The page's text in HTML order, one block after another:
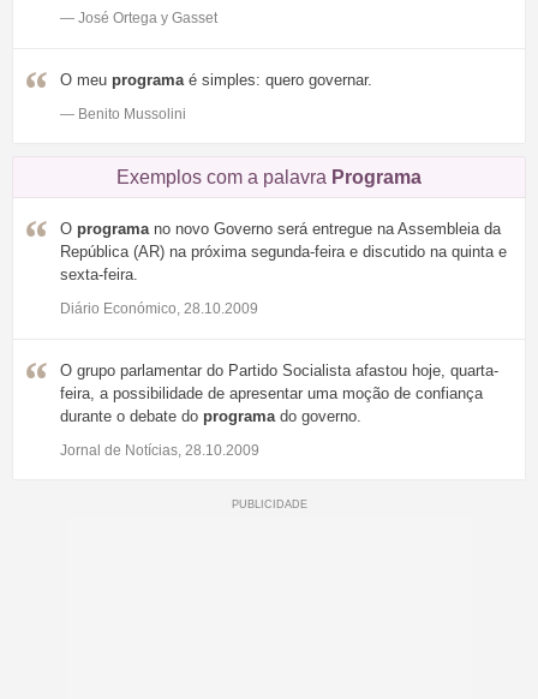
— José Ortega y Gasset
O meu programa é simples: quero governar.
— Benito Mussolini
Exemplos com a palavra Programa
O programa no novo Governo será entregue na Assembleia da
República (AR) na próxima segunda-feira e discutido na quinta e
sexta-feira.
Diário Económico, 28.10.2009
O grupo parlamentar do Partido Socialista afastou hoje, quarta-
feira, a possibilidade de apresentar uma moção de confiança
durante o debate do programa do governo.
Jornal de Notícias, 28.10.2009